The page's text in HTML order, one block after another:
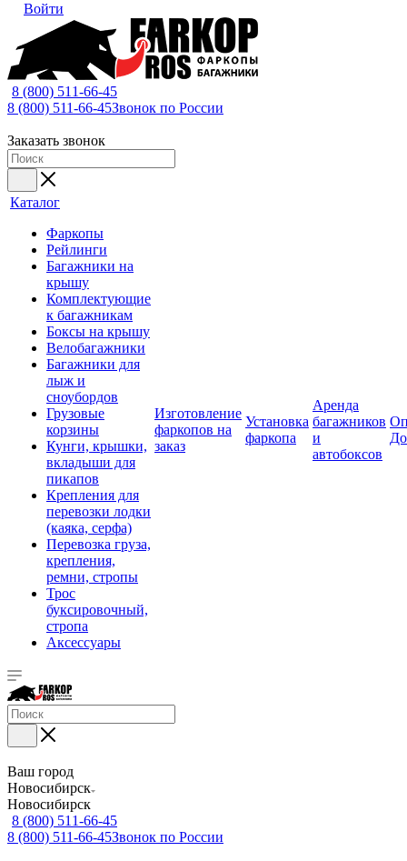
Войти
8 (800) 511-66-45
8 (800) 511-66-45Звонок по России
Заказать звонок
Каталог
Фаркопы
Рейлинги
Багажники на
крышу
Комплектующие
к багажникам
Боксы на крышу
Велобагажники
Багажники для
лыж и
сноубордов
Грузовые
корзины
Кунги, крышки,
вкладыши для
пикапов
Крепления для
перевозки лодки
(каяка, серфа)
Перевозка груза,
крепления,
ремни, стропы
Трос
буксировочный,
стропа
Аксессуары
Изготовление
фаркопов на
заказ
Установка
фаркопа
Аренда
багажников
и
автобоксов
Ваш город
Новосибирск
Новосибирск
8 (800) 511-66-45
8 (800) 511-66-45Звонок по России